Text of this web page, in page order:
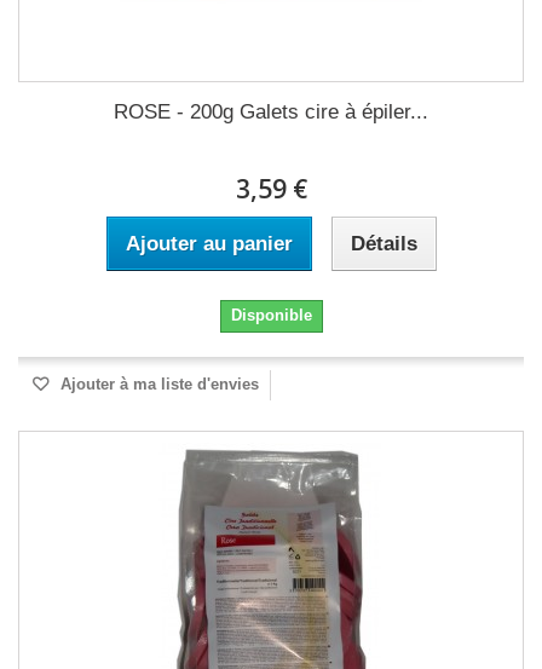
ROSE - 200g Galets cire à épiler...
3,59 €
Ajouter au panier Détails
Disponible
Ajouter à ma liste d'envies